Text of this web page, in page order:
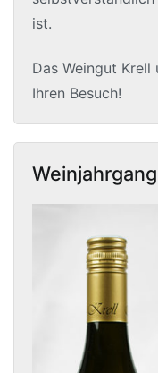
ist.
Das Weingut
Ihren Besuch!